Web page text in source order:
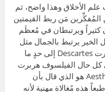
الأخلاق وهذا واضح، ثم
مَن ربط القيمتين
كثيراً ويرتبطان في مُعظَم
الخير يرتبط بالجمال مثل
أفلاطوني كامبردج Cambridge، وأعتقد أيضاً ديكارت Descartes إلى حدٍ ما
كل حال الفيلسوف هربرت
Herbert مُؤسِّس علم الجمال أو الاستطيقا Aesthetics هو الذي قال بأن
هذه مُغالاة مهنية لأنه